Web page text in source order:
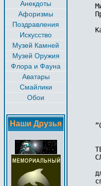
Анекдоты
Афоризмы
Поздравления
Искусство
Музей Камней
Музей Оружия
Флора и Фауна
Аватары
Смайлики
Обои
Наши Друзья